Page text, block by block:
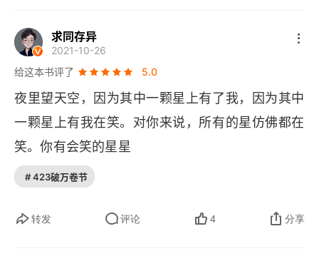
你说，“我看了四十四次日落！” 过了片刻你又
说：“你知道吗？你在难过的时候就会爱上日
落。”“在你看了四十四次日落那天，你很难过吗？”
但小王子没有回答。15、所有的大人都曾经是小
孩，虽然，只有少数的人记得。
求同存异
2021-10-26
给这本书评了
5.0
夜里望天空，因为其中一颗星上有了我，因为其中
一颗星上有我在笑。对你来说，所有的星仿佛都在
笑。你有会笑的星星
# 423破万卷节
转发 评论 4 分享